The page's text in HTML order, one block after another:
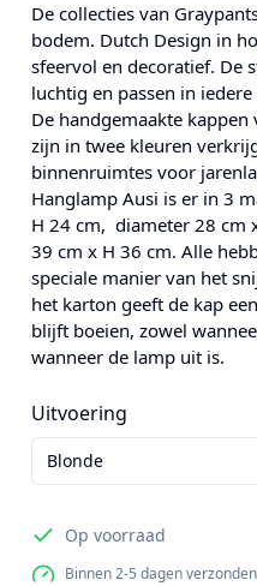
De collecties van
bodem. Dutch Design in
sfeervol en decoratief. De
luchtig en passen in
De handgemaakte
zijn in twee kleuren
binnenruimtes voor
Hanglamp Ausi is er in 3
H 24 cm, diameter 28 cm
39 cm x H 36 cm. Alle
speciale manier van het
het karton geeft de kap
blijft boeien, zowel
wanneer de lamp uit is.
Uitvoering
Blonde
Op voorraad
Binnen 2-5 dagen verzonden